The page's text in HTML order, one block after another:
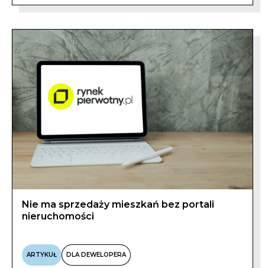
Nie ma sprzedaży mieszkań bez portali
nieruchomości
ARTYKUŁ DLA DEWELOPERA